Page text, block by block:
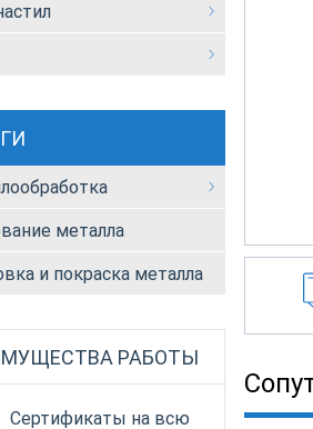
металла
и покраска металла
РАБОТЫ
Сертификаты на всю